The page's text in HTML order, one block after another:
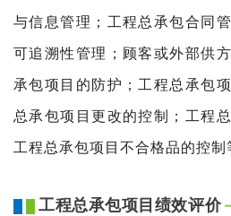
与信息管理；工程总 承包合同
可追溯性管理；顾客或外部供
承包项目的防护；工程总承包
总承包项目更改的控制；工程
工程总承包项目不合格品的控制
工程总承包项目绩效评价